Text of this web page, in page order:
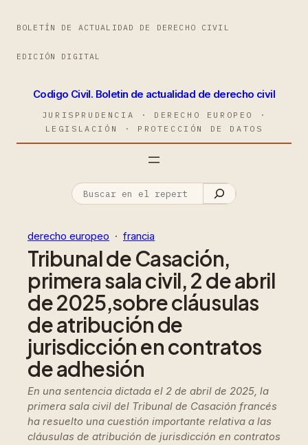
BOLETÍN DE ACTUALIDAD DE DERECHO CIVIL
EDICIÓN DIGITAL
Codigo Civil. Boletin de actualidad de derecho civil
JURISPRUDENCIA · DERECHO EUROPEO ·
LEGISLACIÓN · PROTECCIÓN DE DATOS
derecho europeo
  ·
francia
Tribunal de Casación,
primera sala civil, 2 de abril
de 2025,sobre cláusulas
de atribución de
jurisdicción en contratos
de adhesión
En una sentencia dictada el 2 de abril de 2025, la
primera sala civil del Tribunal de Casación francés
ha resuelto una cuestión importante relativa a las
cláusulas de atribución de jurisdicción en contratos